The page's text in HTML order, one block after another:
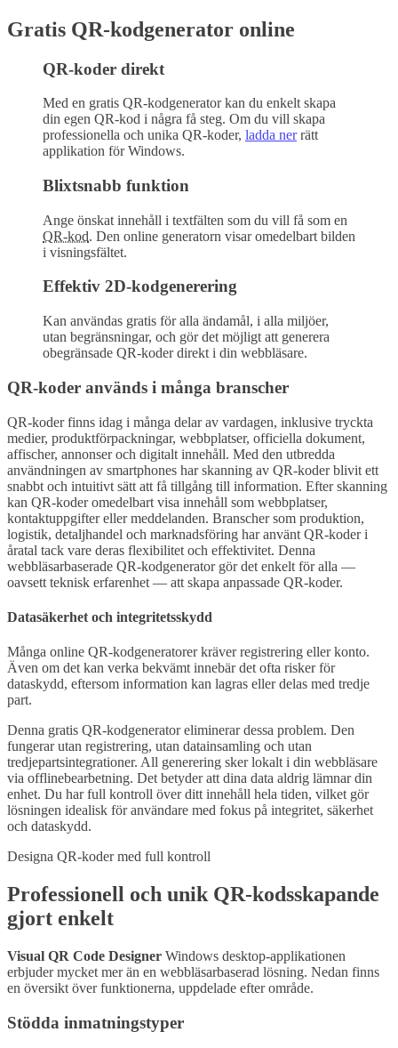
Gratis QR-kodgenerator online
QR-koder direkt
Med en gratis QR-kodgenerator kan du enkelt skapa
din egen QR-kod i några få steg. Om du vill skapa
professionella och unika QR-koder, ladda nerrätt
applikation för Windows.
Blixtsnabb funktion
Ange önskat innehåll i textfälten som du vill få som en
QR-kod. Den online generatorn visar omedelbart bilden
i visningsfältet.
Effektiv 2D-kodgenerering
Kan användas gratis för alla ändamål, i alla miljöer,
utan begränsningar, och gör det möjligt att generera
obegränsade QR-koder direkt i din webbläsare.
QR-koder används i många branscher
QR-koder finns idag i många delar av vardagen, inklusive tryckta
medier, produktförpackningar, webbplatser, officiella dokument,
affischer, annonser och digitalt innehåll. Med den utbredda
användningen av smartphones har skanning av QR-koder blivit ett
snabbt och intuitivt sätt att få tillgång till information. Efter skanning
kan QR-koder omedelbart visa innehåll som webbplatser,
kontaktuppgifter eller meddelanden. Branscher som produktion,
logistik, detaljhandel och marknadsföring har använt QR-koder i
åratal tack vare deras flexibilitet och effektivitet. Denna
webbläsarbaserade QR-kodgenerator gör det enkelt för alla —
oavsett teknisk erfarenhet — att skapa anpassade QR-koder.
Datasäkerhet och integritetsskydd
Många online QR-kodgeneratorer kräver registrering eller konto.
Även om det kan verka bekvämt innebär det ofta risker för
dataskydd, eftersom information kan lagras eller delas med tredje
part.
Denna gratis QR-kodgenerator eliminerar dessa problem. Den
fungerar utan registrering, utan datainsamling och utan
tredjepartsintegrationer. All generering sker lokalt i din webbläsare
via offlinebearbetning. Det betyder att dina data aldrig lämnar din
enhet. Du har full kontroll över ditt innehåll hela tiden, vilket gör
lösningen idealisk för användare med fokus på integritet, säkerhet
och dataskydd.
Designa QR-koder med full kontroll
Professionell och unik QR-kodsskapande
gjort enkelt
Visual QR Code Designer Windows desktop-applikationen
erbjuder mycket mer än en webbläsarbaserad lösning. Nedan finns
en översikt över funktionerna, uppdelade efter område.
Stödda inmatningstyper